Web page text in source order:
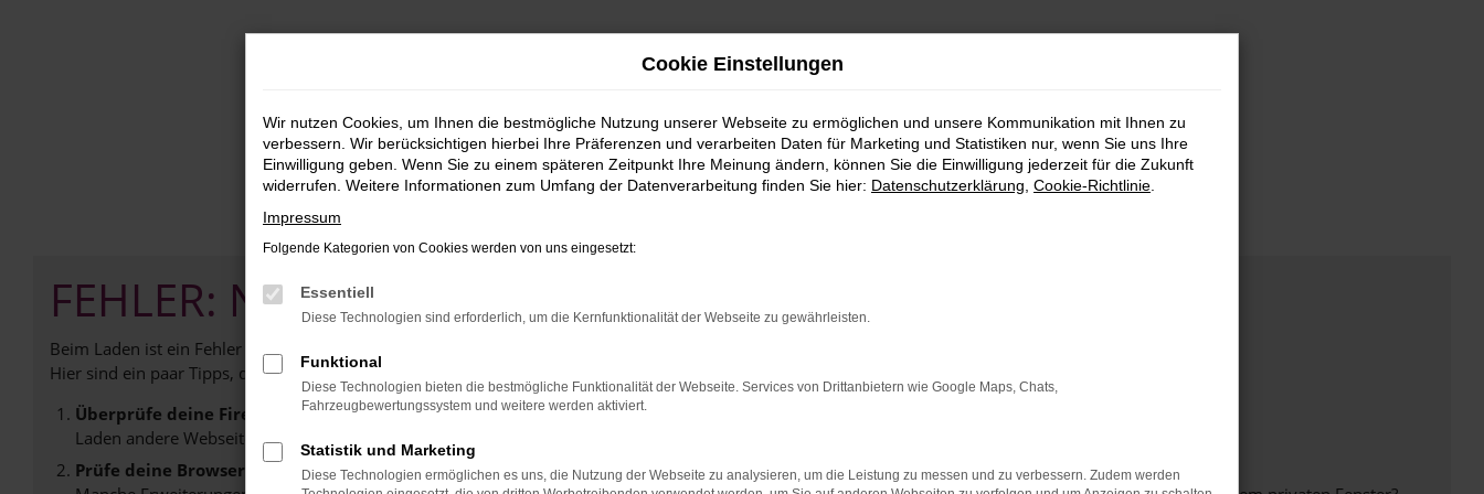
FEHLER: NETWORK ERROR
Beim Laden ist ein Fehler aufgetreten.
Hier sind ein paar Tipps, die dir helfen können:
Überprüfe deine Firewall und deine Internetverbindung.
Laden andere Webseiten, zum Beispiel deine Suchmaschine?
Prüfe deine Browsererweiterungen.
Cookie Einstellungen
Wir nutzen Cookies, um Ihnen die bestmögliche Nutzung unserer Webseite zu ermöglichen und unsere Kommunikation mit Ihnen zu
verbessern. Wir berücksichtigen hierbei Ihre Präferenzen und verarbeiten Daten für Marketing und Statistiken nur, wenn Sie uns Ihre
Einwilligung geben. Wenn Sie zu einem späteren Zeitpunkt Ihre Meinung ändern, können Sie die Einwilligung jederzeit für die Zukunft
widerrufen. Weitere Informationen zum Umfang der Datenverarbeitung finden Sie hier: Datenschutzerklärung Cookie-Richtlinie
Impressum
Folgende Kategorien von Cookies werden von uns eingesetzt:
Essentiell
Diese Technologien sind erforderlich, um die Kernfunktionalität der Webseite zu gewährleisten.
Funktional
Diese Technologien bieten die bestmögliche Funktionalität der Webseite. Services von Drittanbietern wie Google Maps, Chats,
Fahrzeugbewertungssystem und weitere werden aktiviert.
Statistik und Marketing
Diese Technologien ermöglichen es uns, die Nutzung der Webseite zu analysieren, um die Leistung zu messen und zu verbessern. Zudem werden